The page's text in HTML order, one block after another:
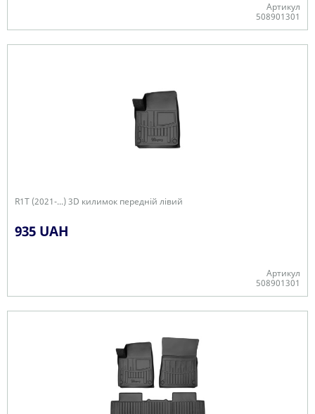
Артикул
508901301
R1T (2021-...) 3D килимок передній лівий
935 UAH
Артикул
508901301